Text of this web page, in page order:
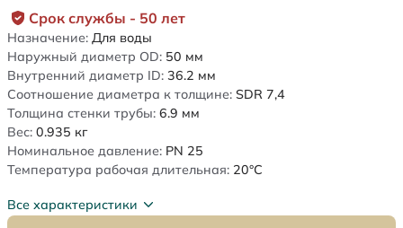
Срок службы - 50 лет
Назначение: Для воды
Наружный диаметр OD: 50 мм
Внутренний диаметр ID: 36.2 мм
Соотношение диаметра к толщине: SDR 7,4
Толщина стенки трубы: 6.9 мм
Вес: 0.935 кг
Номинальное давление: PN 25
Температура рабочая длительная: 20°C
Все характеристики